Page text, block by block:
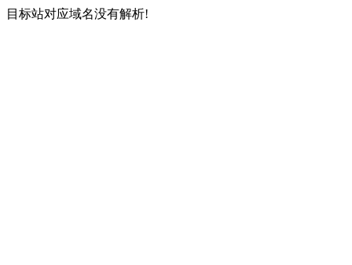
目标站对应域名没有解析!